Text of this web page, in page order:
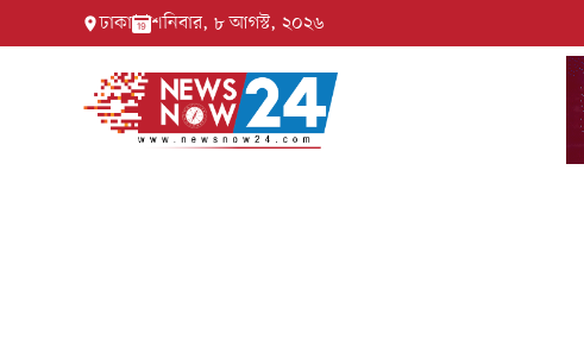
ঢাকা শনিবার, ৮ আগস্ট, ২০২৬